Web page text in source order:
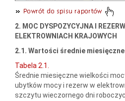
2. MOC DYSPOZYCYJNA I
ELEKTROWNIACH KRAJOWYCH
2.1. Wartości średnie miesięczne
Tabela 2.1.
Średnie miesięczne wielkości
ubytków mocy i rezerw w
szczytu wieczornego dni